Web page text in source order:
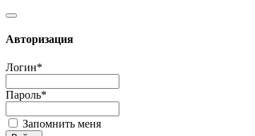
Авторизация
Логин*
Пароль*
Запомнить меня